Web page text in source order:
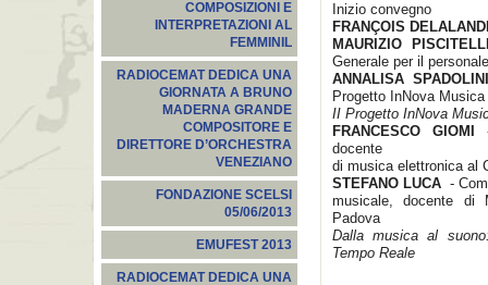
COMPOSIZIONI E
INTERPRETAZIONI AL
FEMMINIL
RADIOCEMAT DEDICA UNA
GIORNATA A BRUNO
MADERNA GRANDE
COMPOSITORE E
DIRETTORE D’ORCHESTRA
VENEZIANO
FONDAZIONE SCELSI
05/06/2013
EMUFEST 2013
RADIOCEMAT DEDICA UNA
Inizio convegno
FRANÇOIS
MAURIZIO
Generale per il
ANNALISA SPADOLINI
Progetto InNova Musica
II Progetto InNova
FRANCESCO GIOMI
docente
di musica elettronica al
STEFANO LUCA -
musicale, docente di
Padova
Dalla musica al
Tempo Reale